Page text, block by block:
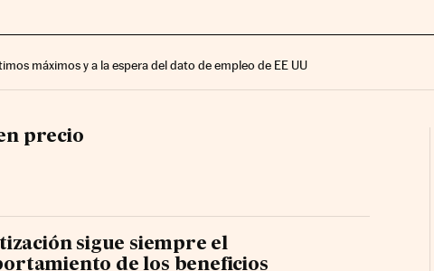
máximos y a la espera del dato de empleo de EE UU
precio
sigue siempre el
de los beneficios